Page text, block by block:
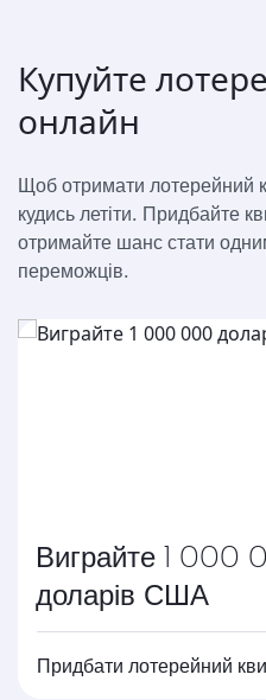
Купуйте
онлайн
Щоб отримати лотерейний
кудись летіти. Придбайте
отримайте шанс стати
переможців.
Виграйте 1 000
доларів США
Придбати лотерейний